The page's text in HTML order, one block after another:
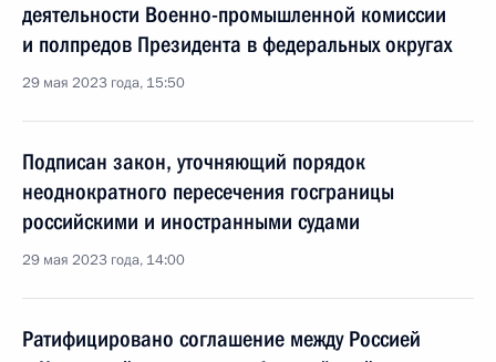
деятельности Военно-промышленной комиссии
и полпредов Президента в федеральных округах
29 мая 2023 года, 15:50
Подписан закон, уточняющий порядок
неоднократного пересечения госграницы
российскими и иностранными судами
29 мая 2023 года, 14:00
Ратифицировано соглашение между Россией